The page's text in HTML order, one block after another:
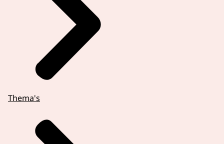
Thema's